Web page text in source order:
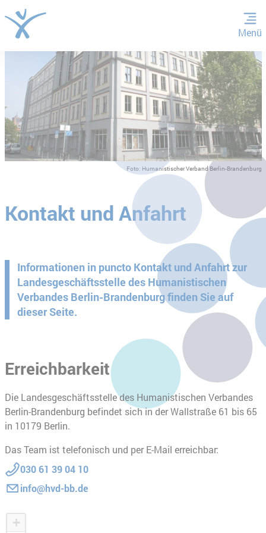
ZUM HAUPTINHALT SPRINGEN
ZUR SUCHE SPRINGEN
Menü
Foto: Humanistischer Verband Berlin-Brandenburg
Kontakt und Anfahrt
Informationen in puncto Kontakt und Anfahrt zur
Landesgeschäftsstelle des Humanistischen
Verbandes Berlin-Brandenburg finden Sie auf
dieser Seite.
Erreichbarkeit
Die Landesgeschäftsstelle des Humanistischen Verbandes
Berlin-Brandenburg befindet sich in der Wallstraße 61 bis 65
in 10179 Berlin.
Das Team ist telefonisch und per E-Mail erreichbar:
030 61 39 04 10
info@hvd-bb.de
+